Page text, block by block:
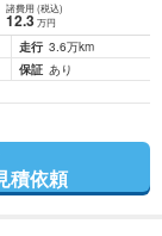
諸費用 (税込)
12.3 万円
走行 3.6万km
保証 あり
積依頼